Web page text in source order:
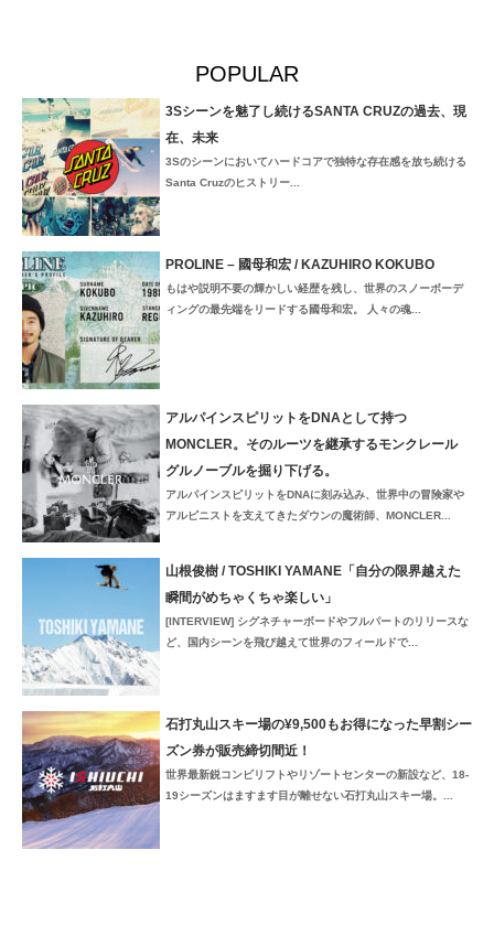
POPULAR
3Sシーンを魅了し続けるSANTA CRUZの過去、現
在、未来
3Sのシーンにおいてハードコアで独特な存在感を放ち続ける
Santa Cruzのヒストリー...
PROLINE – 國母和宏 / KAZUHIRO KOKUBO
もはや説明不要の輝かしい経歴を残し、世界のスノーボーデ
ィングの最先端をリードする國母和宏。 人々の魂...
アルパインスピリットをDNAとして持つ
MONCLER。そのルーツを継承するモンクレール
グルノーブルを掘り下げる。
アルパインスピリットをDNAに刻み込み、世界中の冒険家や
アルピニストを支えてきたダウンの魔術師、MONCLER...
山根俊樹 / TOSHIKI YAMANE「自分の限界越えた
瞬間がめちゃくちゃ楽しい」
[INTERVIEW] シグネチャーボードやフルパートのリリースな
ど、国内シーンを飛び越えて世界のフィールドで...
石打丸山スキー場の¥9,500もお得になった早割シー
ズン券が販売締切間近！
世界最新鋭コンビリフトやリゾートセンターの新設など、18-
19シーズンはますます目が離せない石打丸山スキー場。...